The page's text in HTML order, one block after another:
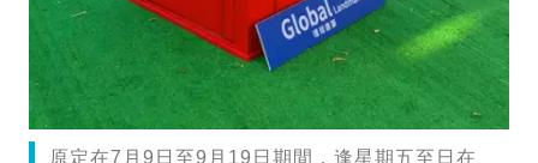
原定在7月9日至9月19日期間，逢星期五至日在